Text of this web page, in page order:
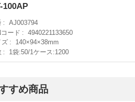
100AP
AJ003794
ード
4940221133650
ズ
140×94×38mm
1袋:50/1ケース:1200
すめ商品